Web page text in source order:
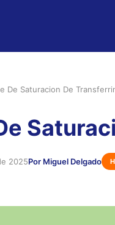
De Saturacion De
2025Por Miguel Delgado